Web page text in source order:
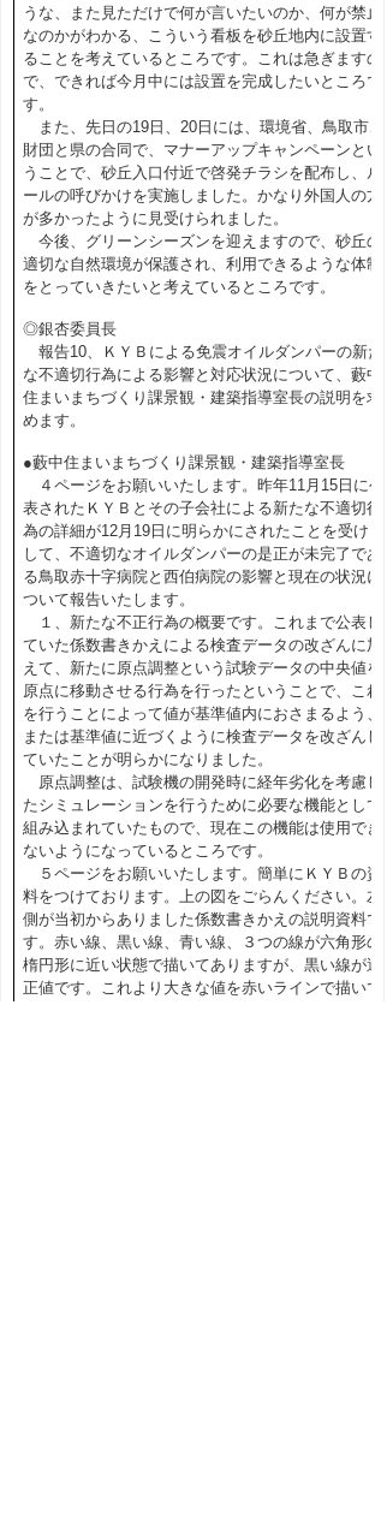
うな、また見ただけで何が言いたいのか、何が禁止
なのかがわかる、こういう看板を砂丘地内に設置す
ることを考えているところです。これは急ぎますの
で、できれば今月中には設置を完成したいところで
す。
また、先日の19日、20日には、環境省、鳥取市、
財団と県の合同で、マナーアップキャンペーンとい
うことで、砂丘入口付近で啓発チラシを配布し、ル
ールの呼びかけを実施しました。かなり外国人の方
が多かったように見受けられました。
今後、グリーンシーズンを迎えますので、砂丘の
適切な自然環境が保護され、利用できるような体制
をとっていきたいと考えているところです。
◎銀杏委員長
報告10、ＫＹＢによる免震オイルダンパーの新た
な不適切行為による影響と対応状況について、藪中
住まいまちづくり課景観・建築指導室長の説明を求
めます。
●藪中住まいまちづくり課景観・建築指導室長
４ページをお願いいたします。昨年11月15日に公
表されたＫＹＢとその子会社による新たな不適切行
為の詳細が12月19日に明らかにされたことを受けま
して、不適切なオイルダンパーの是正が未完了であ
る鳥取赤十字病院と西伯病院の影響と現在の状況に
ついて報告いたします。
１、新たな不正行為の概要です。これまで公表し
ていた係数書きかえによる検査データの改ざんに加
えて、新たに原点調整という試験データの中央値を
原点に移動させる行為を行ったということで、これ
を行うことによって値が基準値内におさまるよう、
または基準値に近づくように検査データを改ざんし
ていたことが明らかになりました。
原点調整は、試験機の開発時に経年劣化を考慮し
たシミュレーションを行うために必要な機能として
組み込まれていたもので、現在この機能は使用でき
ないようになっているところです。
５ページをお願いいたします。簡単にＫＹＢの資
料をつけております。上の図をごらんください。左
側が当初からありました係数書きかえの説明資料で
す。赤い線、黒い線、青い線、３つの線が六角形の
楕円形に近い状態で描いてありますが、黒い線が適
正値です。これより大きな値を赤いラインで描いて